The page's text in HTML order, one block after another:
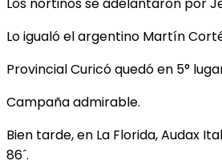
Lo igualó el argentino Martín
Provincial Curicó quedó en 5°
Campaña admirable.
Bien tarde, en La Florida, Audax
86´.